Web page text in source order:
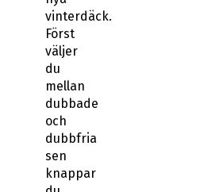
Först
väljer
du
mellan
dubbade
och
dubbfria
sen
du
in